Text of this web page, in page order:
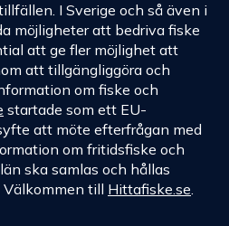
I Sverige och så även i
möjligheter att bedriva fiske
att ge fler möjlighet att
att tillgängliggöra och
om fiske och
startade som ett EU-
att möte efterfrågan med
om fritidsfiske och
ska samlas och hållas
till Hittafiske.se.